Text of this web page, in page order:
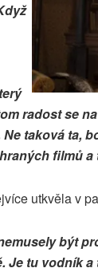
radost se
taková ta,
filmů
utkvěla v
být
Je tu vodník